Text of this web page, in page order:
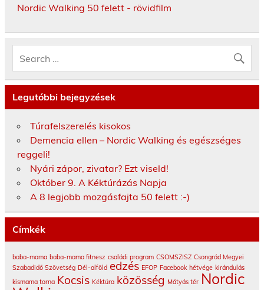
Nordic Walking 50 felett - rövidfilm
Legutóbbi bejegyzések
Túrafelszerelés kisokos
Demencia ellen – Nordic Walking és egészséges
reggeli!
Nyári zápor, zivatar? Ezt viseld!
Október 9. A Kéktúrázás Napja
A 8 legjobb mozgásfajta 50 felett :-)
Címkék
baba-mama baba-mama fitnesz családi program CSOMSZISZ Csongrád Megyei
Szabadidő Szövetség Dél-alföld edzés EFOP Facebook hétvége kirándulás
kismama torna Kocsis Kéktúra közösség Mátyás tér Nordic